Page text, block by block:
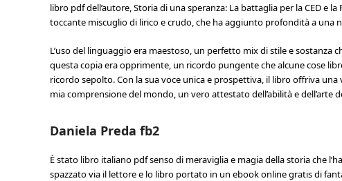
libro pdf dell’autore, Storia di una speranza: La battaglia per la CED e
toccante miscuglio di lirico e crudo, che ha aggiunto profondità a una
L’uso del linguaggio era maestoso, un perfetto mix di stile e
questa copia era opprimente, un ricordo pungente che alcune cose
ricordo sepolto. Con la sua voce unica e prospettiva, il libro offriva
mia comprensione del mondo, un vero attestato dell’abilità e dell’arte
Daniela Preda fb2
È stato libro italiano pdf senso di meraviglia e magia della storia che
spazzato via il lettore e lo libro portato in un ebook online gratis di